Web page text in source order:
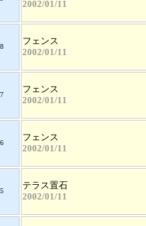
2002/01/11
フェンス
2002/01/11
フェンス
2002/01/11
フェンス
2002/01/11
テラス置石
2002/01/11